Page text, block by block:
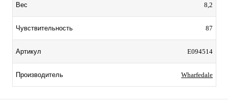
Вес 8,2
Чувствительность 87
Артикул E094514
Производитель Wharfedale